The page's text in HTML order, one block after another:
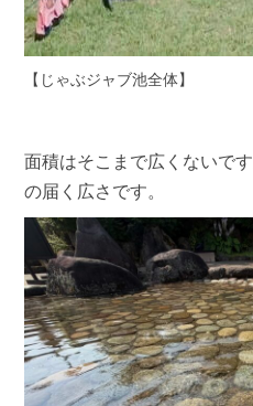
【じゃぶジャブ池全体】
面積はそこまで広くないで
の届く広さです。